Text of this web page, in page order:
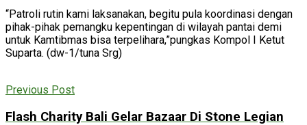
“Patroli rutin kami laksanakan, begitu pula koordinasi dengan
pihak-pihak pemangku kepentingan di wilayah pantai demi
untuk Kamtibmas bisa terpelihara,”pungkas Kompol I Ketut
Suparta. (dw-1/tuna Srg)
Previous Post
Flash Charity Bali Gelar Bazaar Di Stone Legian